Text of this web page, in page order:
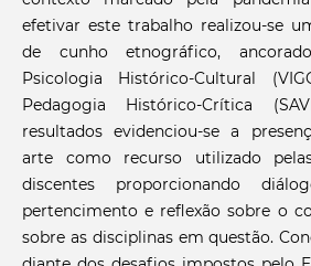
efetivar este trabalho realizou-se
de cunho etnográfico,
Psicologia Histórico-Cultural
Pedagogia Histórico-Crítica
resultados evidenciou-se a
arte como recurso utilizado
discentes proporcionando
pertencimento e reflexão sobre o
sobre as disciplinas em questão.